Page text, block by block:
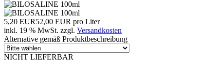
5,20 EUR52,00 EUR pro Liter
inkl. 19 % MwSt. zzgl. Versandkosten
Alternative gemäß Produktbeschreibung
NICHT LIEFERBAR